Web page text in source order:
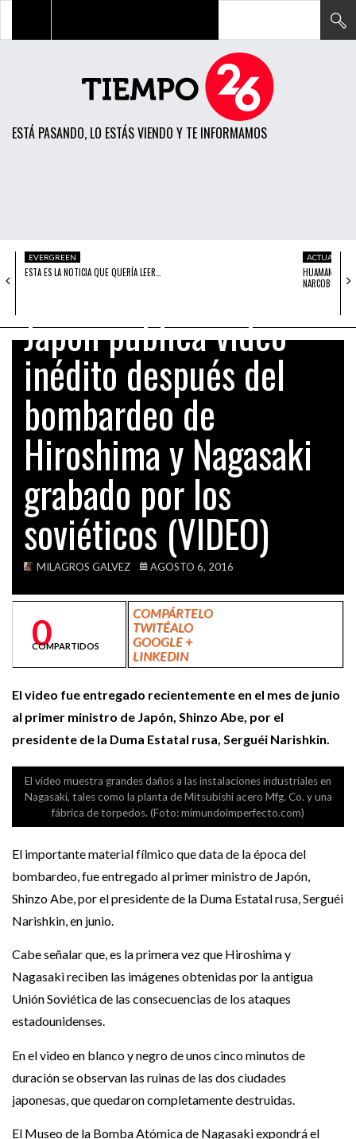
ESTÁ PASANDO, LO ESTÁS VIENDO Y TE INFORMAMOS
POLÍTICA
CIENCIA
OPINIÓN
VIDEOS
EVERGREEN
ESTA ES LA NOTICIA QUE QUERÍA LEER…
ACTUALIDAD
HUAMANGA/
Japón publica vídeo
inédito después del
bombardeo de
Hiroshima y Nagasaki
grabado por los
soviéticos (VIDEO)
MILAGROS GALVEZ AGOSTO 6, 2016
COMPÁRTELO
TWITÉALO
GOOGLE +
LINKEDIN
0
COMPARTIDOS
El video fue entregado recientemente en el mes de junio
al primer ministro de Japón, Shinzo Abe, por el
presidente de la Duma Estatal rusa, Serguéi Narishkin.
El video muestra grandes daños a las instalaciones industriales en
Nagasaki, tales como la planta de Mitsubishi acero Mfg. Co. y una
fábrica de torpedos. (Foto: mimundoimperfecto.com)
El importante material fílmico que data de la época del
bombardeo, fue entregado al primer ministro de Japón,
Shinzo Abe, por el presidente de la Duma Estatal rusa, Serguéi
Narishkin, en junio.
Cabe señalar que, es la primera vez que Hiroshima y
Nagasaki reciben las imágenes obtenidas por la antigua
Unión Soviética de las consecuencias de los ataques
estadounidenses.
En el video en blanco y negro de unos cinco minutos de
duración se observan las ruinas de las dos ciudades
japonesas, que quedaron completamente destruidas.
El Museo de la Bomba Atómica de Nagasaki expondrá el